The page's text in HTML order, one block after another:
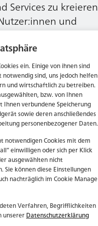
ein. Einige von ihnen sind
sind, uns jedoch helfen
und wirtschaftlich zu betreiben.
bzw. von Ihnen
verbundene Speicherung
sowie deren anschließendes
personenbezogener Daten.
notwendigen Cookies mit dem
einwilligen oder sich per Klick
ausgewählten nicht
Sie können diese Einstellungen
nachträglich im Cookie
Verfahren, Begrifflichkeiten
unsererDatenschutzerklärung
Services zu kreieren
und
Auge behalten.